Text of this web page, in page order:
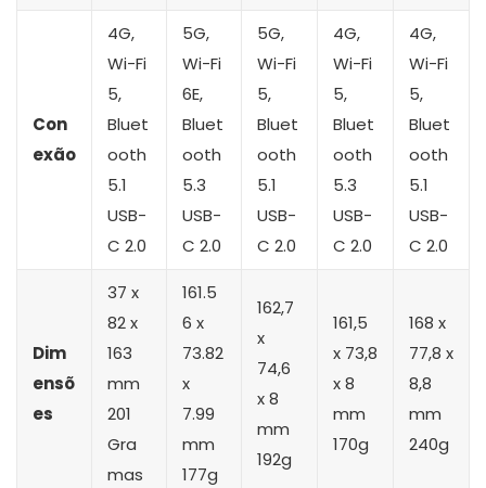
Con
exão
4G,
Wi-Fi
5,
Bluet
ooth
5.1
USB-
C 2.0
5G,
Wi-Fi
6E,
Bluet
ooth
5.3
USB-
C 2.0
5G,
Wi-Fi
5,
Bluet
ooth
5.1
USB-
C 2.0
4G,
Wi-Fi
5,
Bluet
ooth
5.3
USB-
C 2.0
4G,
Wi-Fi
5,
Bluet
ooth
5.1
USB-
C 2.0
Dim
ensõ
es
37 x
82 x
163
mm
201
Gra
mas
161.5
6 x
73.82
x
7.99
mm
177g
162,7
x
74,6
x 8
mm
192g
161,5
x 73,8
x 8
mm
170g
168 x
77,8 x
8,8
mm
240g